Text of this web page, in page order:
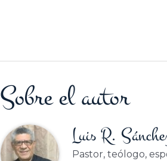
Sobre el autor
Luis R.
Pastor, teólogo,